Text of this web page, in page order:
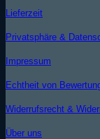
Lieferzeit
Privatsphäre &
Impressum
Echtheit von
Widerrufsrecht &
Über uns